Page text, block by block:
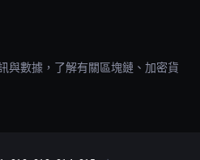
與數據，了解有關區塊鏈、加密貨